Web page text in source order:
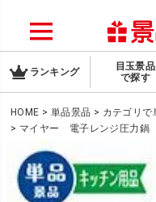
ランキング
目玉景品
で探す
HOME 単品景品 カテゴリで
マイヤー 電子レンジ圧力鍋